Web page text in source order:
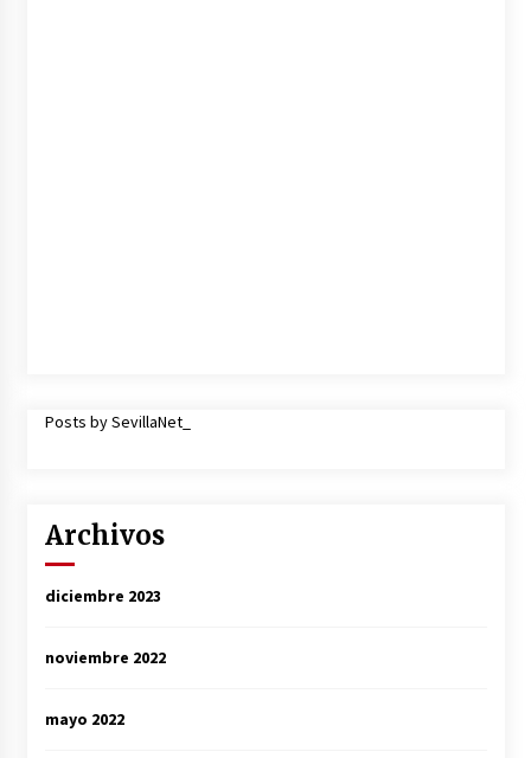
Posts by SevillaNet_
Archivos
diciembre 2023
noviembre 2022
mayo 2022